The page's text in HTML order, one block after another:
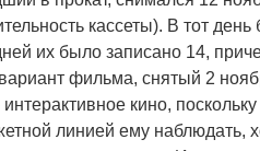
кассеты). В тот день
их было записано 14,
фильма, снятый 2
кино, поскольку
линией ему наблюдать,